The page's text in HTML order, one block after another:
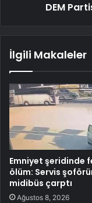
DEM
İlgili Makaleler
Emniyet şeridinde
ölüm: Servis
midibüs çarptı
Ağustos 8, 2026